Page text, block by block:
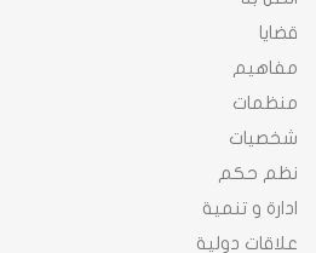
قضايا
مفاهيم
منظمات
شخصيات
نظم حكم
ادارة و تنمية
علاقات دولية